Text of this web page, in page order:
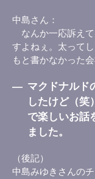
中島さん
なんか一応訴えて
すよねぇ。太って
もと書かなかった
― マクドナルド
したけど（笑
で楽しいお話
ました。
（後記）
中島みゆきさんの